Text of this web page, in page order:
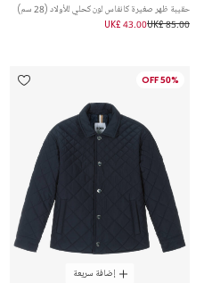
حقيبة ظهر صغيرة كانفاس لون كحلي للأولاد (28 سم)
UK£ 85.00
UK£ 43.00
50% OFF
إضافة سريعة